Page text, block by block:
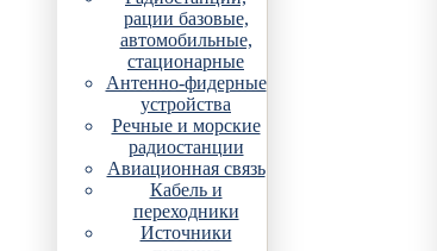
рации базовые,
автомобильные,
стационарные
Антенно-фидерные
устройства
Речные и морские
радиостанции
Авиационная связь
Кабель и
переходники
Источники